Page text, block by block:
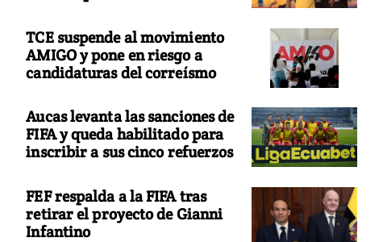
TCE suspende al movimiento
AMIGO y pone en riesgo a
candidaturas del correísmo
Aucas levanta las sanciones de
FIFA y queda habilitado para
inscribir a sus cinco refuerzos
FEF respalda a la FIFA tras
retirar el proyecto de Gianni
Infantino